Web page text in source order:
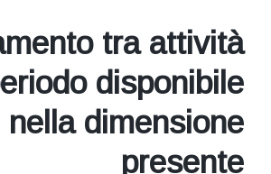
tra attività
disponibile
nella dimensione
presente